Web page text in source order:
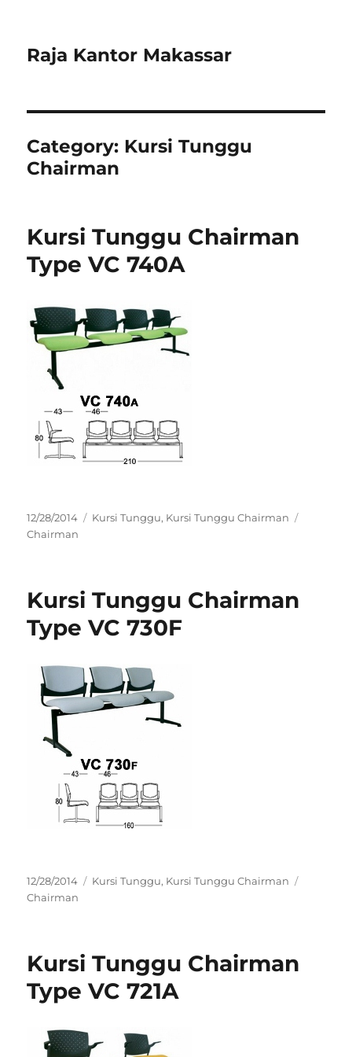
Raja Kantor Makassar
Category: Kursi Tunggu
Chairman
Kursi Tunggu Chairman
Type VC 740A
Posted
on
12/28/2014 Categories
Kursi Tunggu, Kursi Tunggu Chairman
Chairman
Kursi Tunggu Chairman
Type VC 730F
Posted
on
12/28/2014 Categories
Kursi Tunggu, Kursi Tunggu Chairman
Chairman
Kursi Tunggu Chairman
Type VC 721A